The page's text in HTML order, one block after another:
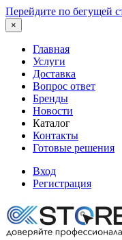
Перейдите по бегущей
×
Главная
Услуги
Доставка
Вопрос ответ
Бренды
Новости
Каталог
Контакты
Готовые решения
Вход
Регистрация